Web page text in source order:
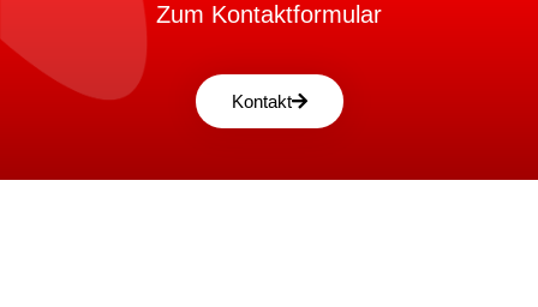
Zum Kontaktformular
Kontakt